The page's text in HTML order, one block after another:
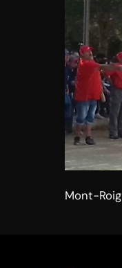
Mont-Roig